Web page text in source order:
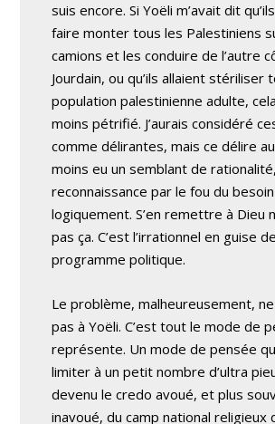
suis encore. Si Yoëli m’avait dit
faire monter tous les Palestiniens
camions et les conduire de l’autre
Jourdain, ou qu’ils allaient stériliser
population palestinienne adulte,
moins pétrifié. J’aurais considéré
comme délirantes, mais ce délire
moins eu un semblant de
reconnaissance par le fou du
logiquement. S’en remettre à Dieu
pas ça. C’est l’irrationnel en guise de
programme politique.
Le problème, malheureusement,
pas à Yoëli. C’est tout le mode de
représente. Un mode de pensée
limiter à un petit nombre d’ultra
devenu le credo avoué, et plus
inavoué, du camp national religieux